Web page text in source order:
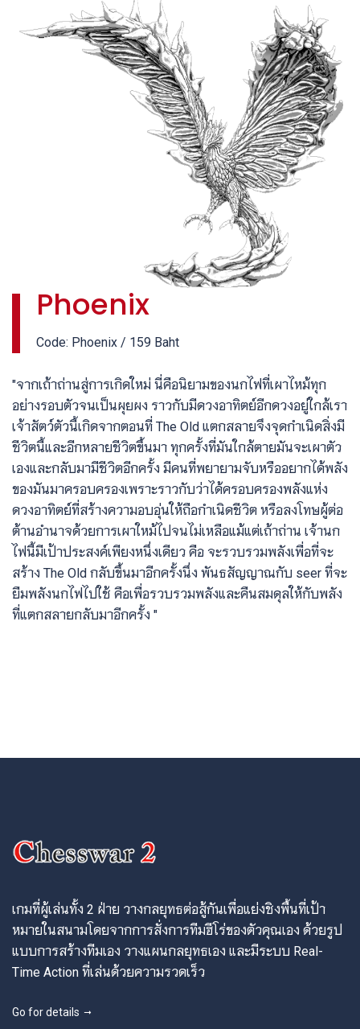
Phoenix
Code: Phoenix / 159 Baht
"จากเถ้าถ่านสู่การเกิดใหม่ นี่คือนิยามของนกไฟที่เผาไหม้ทุก
อย่างรอบตัวจนเป็นผุยผง ราวกับมีดวงอาทิตย์อีกดวงอยู่ใกล้เรา
เจ้าสัตว์ตัวนี้เกิดจากตอนที่ The Old แตกสลายจึงจุดกำเนิดสิ่งมี
ชีวิตนี้และอีกหลายชีวิตขึ้นมา ทุกครั้งที่มันใกล้ตายมันจะเผาตัว
เองและกลับมามีชีวิตอีกครั้ง มีคนที่พยายามจับหรืออยากได้พลัง
ของมันมาครอบครองเพราะราวกับว่าได้ครอบครองพลังแห่ง
ดวงอาทิตย์ที่สร้างความอบอุ่นให้ถือกำเนิดชีวิต หรือลงโทษผู้ต่อ
ต้านอำนาจด้วยการเผาใหม้ไปจนไม่เหลือแม้แต่เถ้าถ่าน เจ้านก
ไฟนี้มีเป้าประสงค์เพียงหนึ่งเดียว คือ จะรวบรวมพลังเพื่อที่จะ
สร้าง The Old กลับขึ้นมาอีกครั้งนึ่ง พันธสัญญาณกับ seer ที่จะ
ยืมพลังนกไฟไปใช้ คือเพื่อรวบรวมพลังและคืนสมดุลให้กับพลัง
ที่แตกสลายกลับมาอีกครั้ง "
เกมที่ผู้เล่นทั้ง 2 ฝ่าย วางกลยุทธต่อสู้กันเพื่อแย่งชิงพื้นที่เป้า
หมายในสนามโดยจากการสั่งการทีมฮีโร่ของตัวคุณเอง ด้วยรูป
แบบการสร้างทีมเอง วางแผนกลยุทธเอง และมีระบบ Real-
Time Action ที่เล่นด้วยความรวดเร็ว
Go for details